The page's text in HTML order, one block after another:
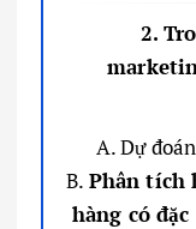
2.
A. Dự
B. Phân tích
hàng có